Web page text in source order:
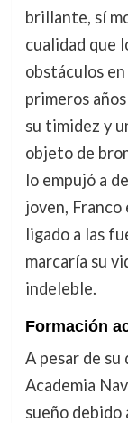
brillante, sí
cualidad que
obstáculos
primeros
su timidez y
objeto de
lo empujó a
joven,
ligado a las
marcaría su
indeleble.
Formación
A pesar de
Academia
sueño debido